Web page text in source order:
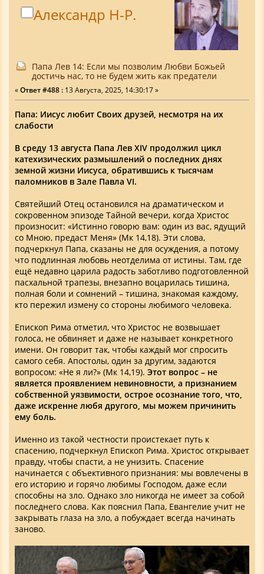
Александр Н-Р.
Папа Лев 14: Если мы позволим Любви Божьей
достичь нас, то не будем жить как предатели
«Ответ #488 : 13 Августа, 2025, 14:30:17 »
Папа: Иисус любит Своих друзей, несмотря на их
слабости
В среду 13 августа Папа Лев XIV продолжил цикл
катехизических размышлений о последних днях
земной жизни Иисуса, обратившись к тысячам
паломников в Зале Павла VI.
Святейший Отец остановился на драматическом и
сокровенном эпизоде Тайной вечери, когда Христос
произносит: «Истинно говорю вам: один из вас, ядущий
со Мною, предаст Меня» (Мк 14,18). Эти слова,
подчеркнул Папа, сказаны не для осуждения, а потому
что подлинная любовь неотделима от истины. Там, где
ещё недавно царила радость заботливо подготовленной
пасхальной трапезы, внезапно воцарилась тишина,
полная боли и сомнений – тишина, знакомая каждому,
кто пережил измену со стороны любимого человека.
Епископ Рима отметил, что Христос не возвышает
голоса, не обвиняет и даже не называет конкретного
имени. Он говорит так, чтобы каждый мог спросить
самого себя. Апостолы, один за другим, задаются
вопросом: «Не я ли?» (Мк 14,19). Этот вопрос – не
является проявлением невиновности, а признанием
собственной уязвимости, острое осознание того, что,
даже искренне любя другого, мы можем причинить
ему боль.
Именно из такой честности проистекает путь к
спасению, подчеркнул Епископ Рима. Христос открывает
правду, чтобы спасти, а не унизить. Спасение
начинается с объективного признания: мы вовлечены в
его историю и горячо любимы Господом, даже если
способны на зло. Однако зло никогда не имеет за собой
последнего слова. Как пояснил Папа, Евангелие учит не
закрывать глаза на зло, а побуждает всегда начинать
заново.